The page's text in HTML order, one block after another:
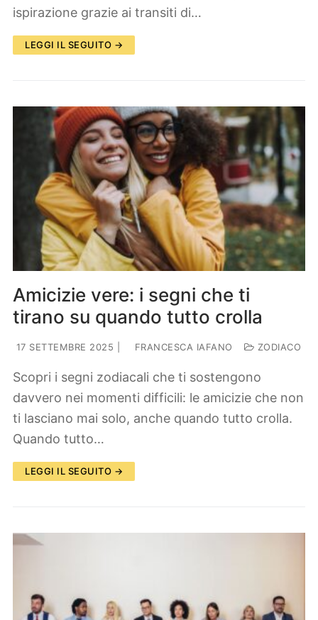
ispirazione grazie ai transiti di…
LEGGI IL SEGUITO →
Amicizie vere: i segni che ti
tirano su quando tutto crolla
17 SETTEMBRE 2025 FRANCESCA IAFANO ZODIACO
Scopri i segni zodiacali che ti sostengono
davvero nei momenti difficili: le amicizie che non
ti lasciano mai solo, anche quando tutto crolla.
Quando tutto…
LEGGI IL SEGUITO →